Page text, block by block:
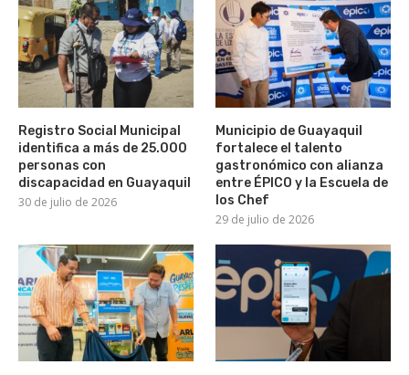
Registro Social Municipal
identifica a más de 25.000
personas con
discapacidad en Guayaquil
30 de julio de 2026
Municipio de Guayaquil
fortalece el talento
gastronómico con alianza
entre ÉPICO y la Escuela de
los Chef
29 de julio de 2026